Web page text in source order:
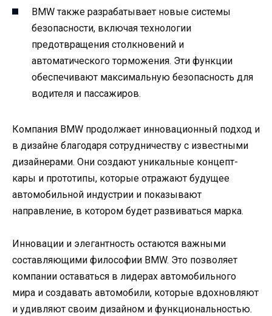
BMW также разрабатывает новые системы
безопасности, включая технологии
предотвращения столкновений и
автоматического торможения. Эти функции
обеспечивают максимальную безопасность для
водителя и пассажиров.
Компания BMW продолжает инновационный подход и
в дизайне благодаря сотрудничеству с известными
дизайнерами. Они создают уникальные концепт-
кары и прототипы, которые отражают будущее
автомобильной индустрии и показывают
направление, в котором будет развиваться марка.
Инновации и элегантность остаются важными
составляющими философии BMW. Это позволяет
компании оставаться в лидерах автомобильного
мира и создавать автомобили, которые вдохновляют
и удивляют своим дизайном и функциональностью.